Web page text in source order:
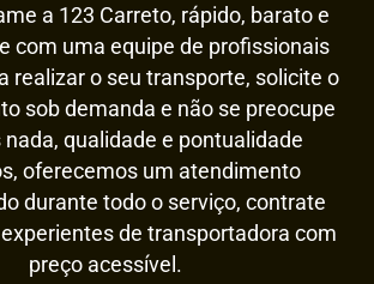
a 123 Carreto, rápido, barato e
com uma equipe de profissionais
realizar o seu transporte, solicite o
sob demanda e não se preocupe
qualidade e pontualidade
oferecemos um atendimento
durante todo o serviço, contrate
de transportadora com
preço acessível.